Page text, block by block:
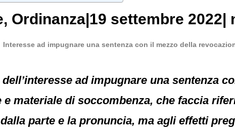
, Ordinanza|19 settembre 2022|
Interesse ad impugnare una sentenza con il mezzo della
ad impugnare una sentenza
e materiale di soccombenza, che faccia
parte e la pronuncia, ma agli effetti